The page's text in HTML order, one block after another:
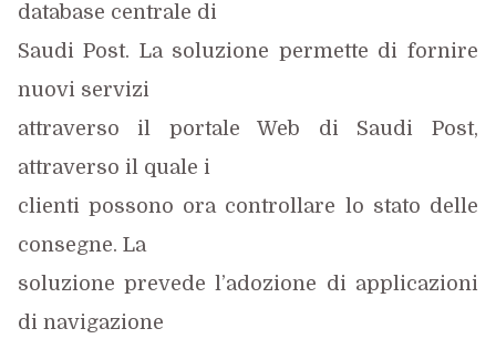
database centrale di
Saudi Post. La soluzione permette di fornire
nuovi servizi
attraverso il portale Web di Saudi Post,
attraverso il quale i
clienti possono ora controllare lo stato delle
consegne. La
soluzione prevede l’adozione di applicazioni
di navigazione